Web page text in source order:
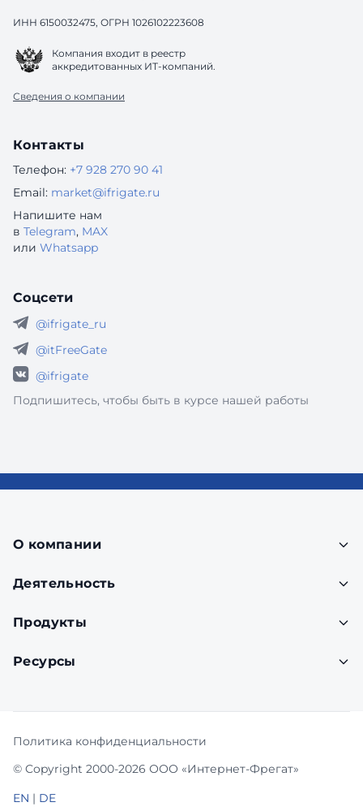
ИНН 6150032475, ОГРН 1026102223608
Компания входит в реестр
аккредитованных ИТ-компаний.
Сведения о компании
Контакты
Телефон: +7 928 270 90 41
Email: market@ifrigate.ru
Напишите нам
в Telegram, MAX
или Whatsapp
Соцсети
@ifrigate_ru
@itFreeGate
@ifrigate
Подпишитесь, чтобы быть в курсе нашей работы
О компании
Деятельность
Продукты
Ресурсы
© Copyright 2000-2026 ООО «Интернет-Фрегат»
EN | DE
Политика конфиденциальности